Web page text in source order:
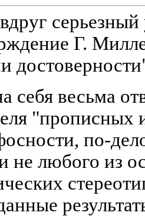
Г.
себя весьма
"прописных
по-
не любого из